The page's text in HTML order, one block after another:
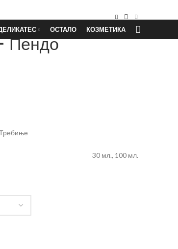
ОСТАЛО КОЗМЕТИКА
Пендо
30 мл., 100 мл.